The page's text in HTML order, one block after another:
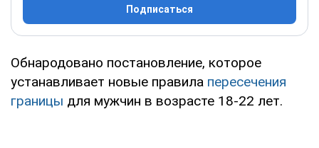
Подписаться
Обнародовано постановление, которое
устанавливает новые правила пересечения
границы для мужчин в возрасте 18-22 лет.